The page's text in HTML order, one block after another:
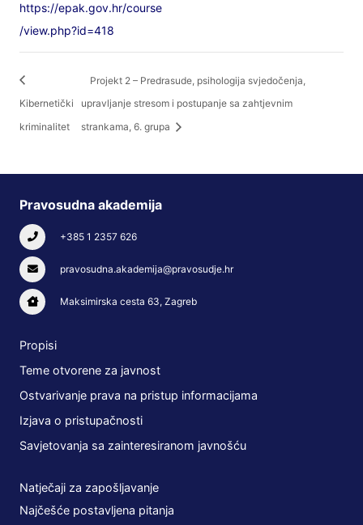
https://epak.gov.hr/course
/view.php?id=418
Kibernetički
kriminalitet
Projekt 2 – Predrasude, psihologija svjedočenja,
upravljanje stresom i postupanje sa zahtjevnim
strankama, 6. grupa
Pravosudna akademija
+385 1 2357 626
pravosudna.akademija@pravosudje.hr
Maksimirska cesta 63, Zagreb
Propisi
Teme otvorene za javnost
Ostvarivanje prava na pristup informacijama
Izjava o pristupačnosti
Savjetovanja sa zainteresiranom javnošću
Natječaji za zapošljavanje
Najčešće postavljena pitanja